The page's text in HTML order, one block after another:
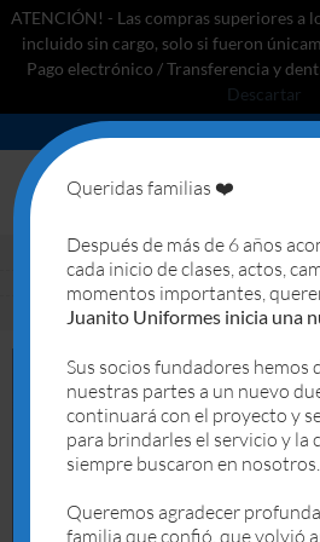
ATENCIÓN! - Las compras superiores a
incluido sin cargo, solo si fueron
Pago electrónico / Transferencia y
Descartar
al
contenido
Free DeliveryWorld Wide* Learn more
Loved by our Customers.
5000+
Reviews
Free Returnsand Free Shipping
Queridas familias ❤️
Después de más de 6 años
cada inicio de clases, actos,
momentos importantes,
Juanito Uniformes inicia una
Sus socios fundadores hemos
nuestras partes a un nuevo
continuará con el proyecto y
para brindarles el servicio y la
siempre buscaron en nosotros.
Queremos agradecer
familia que confió, que volvió